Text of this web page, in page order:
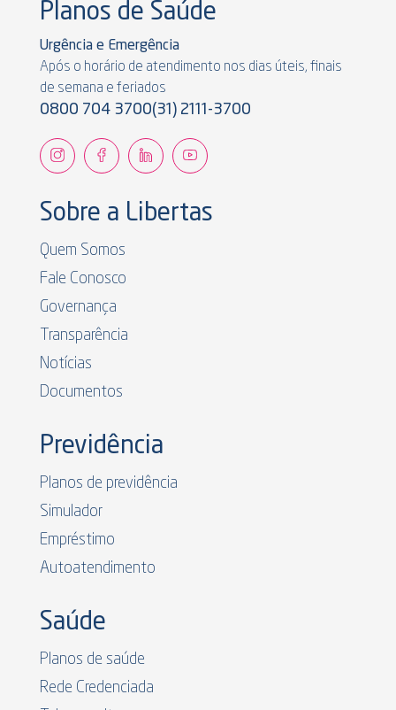
Planos de Saúde
Urgência e Emergência
Após o horário de atendimento nos dias úteis, finais
de semana e feriados
0800 704 3700(31) 2111-3700
Sobre a Libertas
Quem Somos
Fale Conosco
Governança
Transparência
Notícias
Documentos
Previdência
Planos de previdência
Simulador
Empréstimo
Autoatendimento
Saúde
Planos de saúde
Rede Credenciada